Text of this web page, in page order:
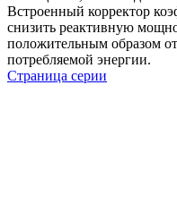
Встроенный корректор
снизить реактивную
положительным образом
потребляемой энергии.
Страница серии